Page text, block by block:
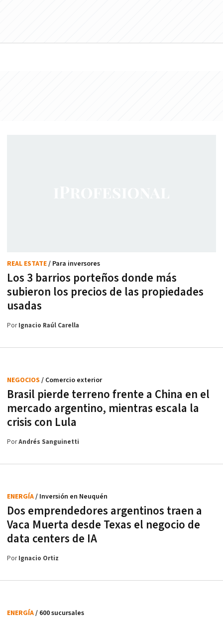
Los 3 barrios porteños donde más
subieron los precios de las propiedades
usadas
REAL ESTATE/ Para inversores
PorIgnacio Raúl Carella
Brasil pierde terreno frente a China en el
mercado argentino, mientras escala la
crisis con Lula
NEGOCIOS / Comercio exterior
PorAndrés Sanguinetti
Dos emprendedores argentinos traen a
Vaca Muerta desde Texas el negocio de
data centers de IA
ENERGÍA/ Inversión en Neuquén
PorIgnacio Ortiz
ENERGÍA/ 600 sucursales